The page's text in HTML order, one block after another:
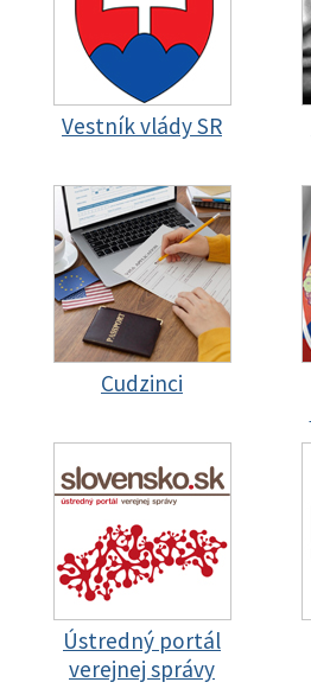
Vestník vlády SR
Cudzinci
Ústredný portál
verejnej správy